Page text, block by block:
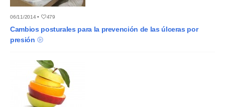
06/11/2014 • 479
Cambios posturales para la prevención de las úlceras por
presión